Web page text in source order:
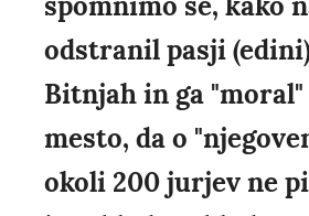
odstranil pasji
Bitnjah in ga
mesto, da o
okoli 200 jurjev ne